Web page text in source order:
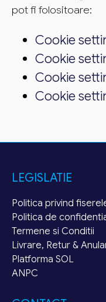
pot fi folositoare:
Cookie
Cookie
Cookie
Cookie
LEGISLATIE
Politica privind
Politica de
Termene si Conditii
Livrare, Retur &
Platforma SOL
ANPC